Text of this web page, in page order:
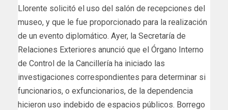
Llorente solicitó el uso del salón de recepciones del
museo, y que le fue proporcionado para la realización
de un evento diplomático. Ayer, la Secretaría de
Relaciones Exteriores anunció que el Órgano Interno
de Control de la Cancillería ha iniciado las
investigaciones correspondientes para determinar si
funcionarios, o exfuncionarios, de la dependencia
hicieron uso indebido de espacios públicos. Borrego